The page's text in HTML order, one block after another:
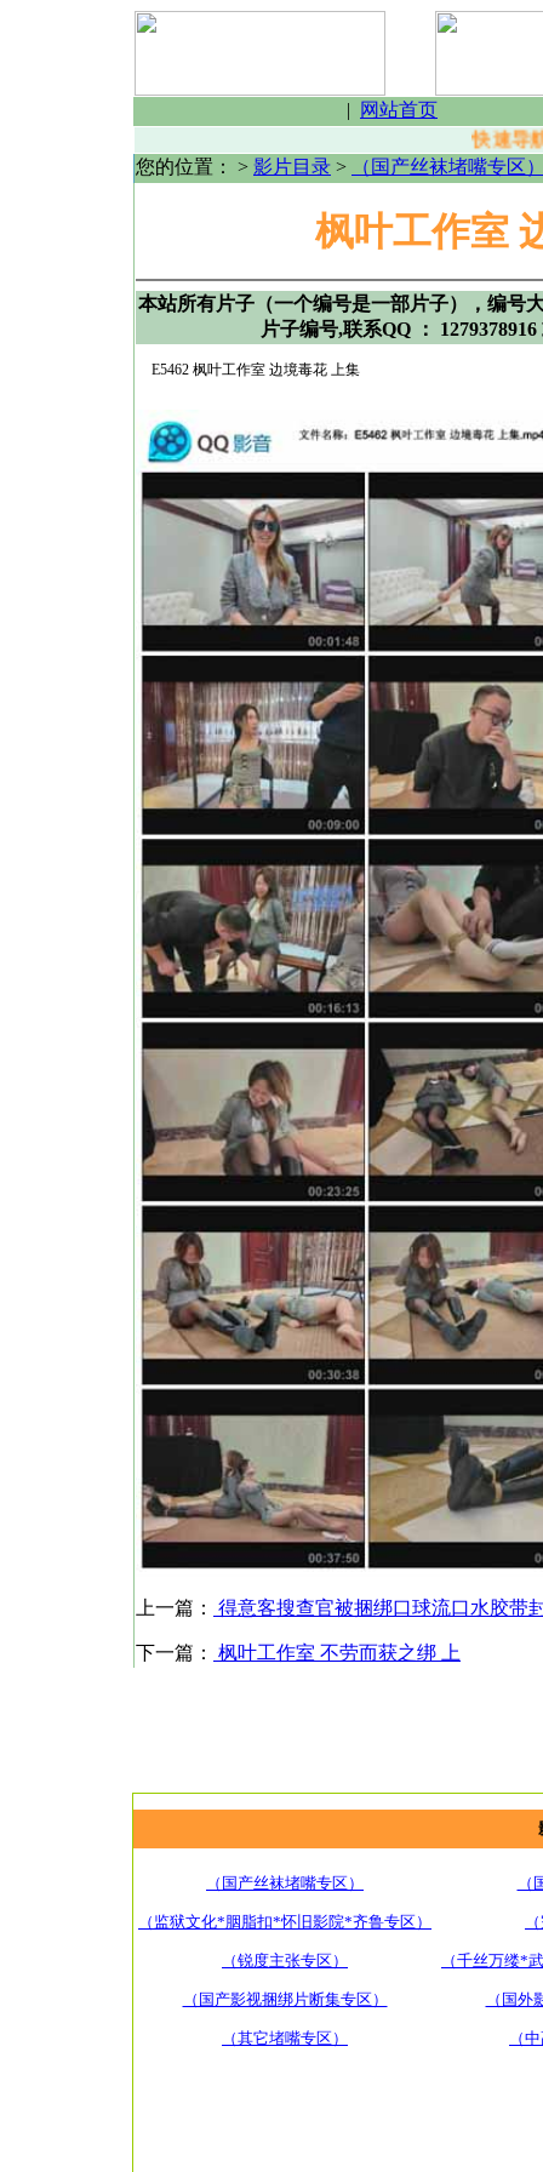
|
网站首页
快速导
您的位置：
> 影片目录 > （国产丝袜堵嘴专区
枫叶工作室
本站所有片子（一个编号是一部片子），编号
片子编号,联系QQ ：
E5462 枫叶工作室 边境毒花 上集
上一篇： 得意客搜查官被捆绑口球流口水胶带
下一篇： 枫叶工作室 不劳而获之绑 上
（国产丝袜堵嘴专区）
（监狱文化*胭脂扣*怀旧影院*齐鲁专区）
（锐度主张专区） （千丝万缕*
（国产影视捆绑片断集专区） （国
（其它堵嘴专区） （